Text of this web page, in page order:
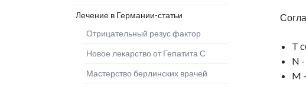
T
N
M
Лечение в Германии-статьи
Отрицательный резус фактор
Новое лекарство от Гепатита С
Мастерство берлинских врачей